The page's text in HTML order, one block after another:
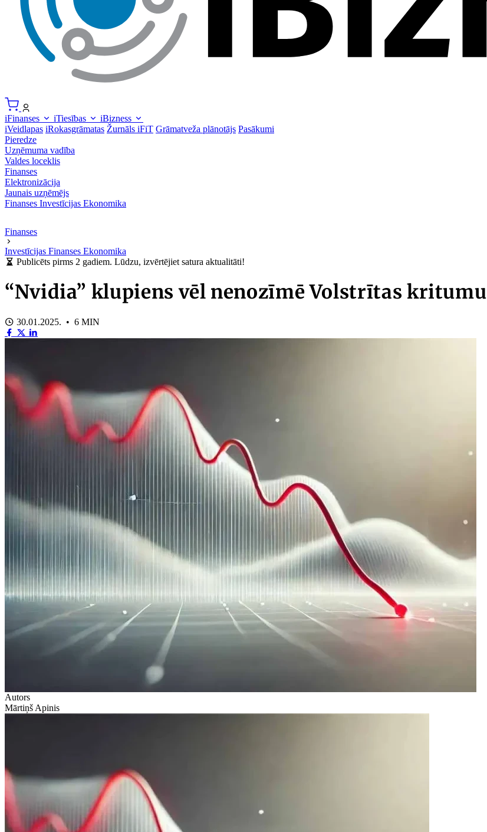
iFinanses iTiesības
iBizness
iVeidlapas iRokasgrāmatas Žurnāls iFiT Grāmatveža plānotājs Pasākumi
Pieredze
Uzņēmuma vadība
Valdes loceklis
Finanses
Elektronizācija
Jaunais uzņēmējs
Finanses Investīcijas Ekonomika
Finanses
Investīcijas Finanses Ekonomika
Publicēts pirms 2 gadiem. Lūdzu, izvērtējiet satura aktualitāti!
“Nvidia” klupiens vēl nenozīmē Volstrītas kritumu
30.01.2025. • 6 MIN
Autors
Mārtiņš Apinis